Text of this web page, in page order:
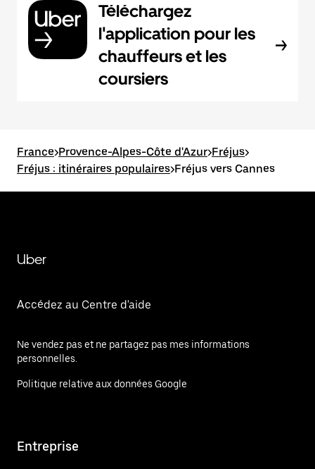
Téléchargez
l'application pour les
chauffeurs et les
coursiers
France>Provence-Alpes-Côte d'Azur>Fréjus>
Fréjus : itinéraires populaires>Fréjus vers Cannes
Uber
Accédez au Centre d'aide
Ne vendez pas et ne partagez pas mes informations
personnelles.
Politique relative aux données Google
Entreprise